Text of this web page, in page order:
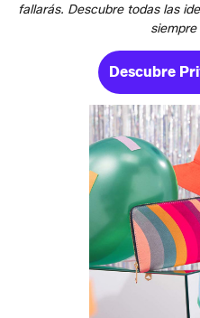
fallarás. Descubre todas las
Descubre